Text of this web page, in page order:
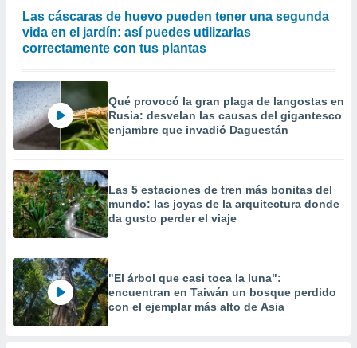
Las cáscaras de huevo pueden tener una segunda
vida en el jardín: así puedes utilizarlas
correctamente con tus plantas
Qué provocó la gran plaga de langostas en
Rusia: desvelan las causas del gigantesco
enjambre que invadió Daguestán
Las 5 estaciones de tren más bonitas del
mundo: las joyas de la arquitectura donde
da gusto perder el viaje
"El árbol que casi toca la luna":
encuentran en Taiwán un bosque perdido
con el ejemplar más alto de Asia